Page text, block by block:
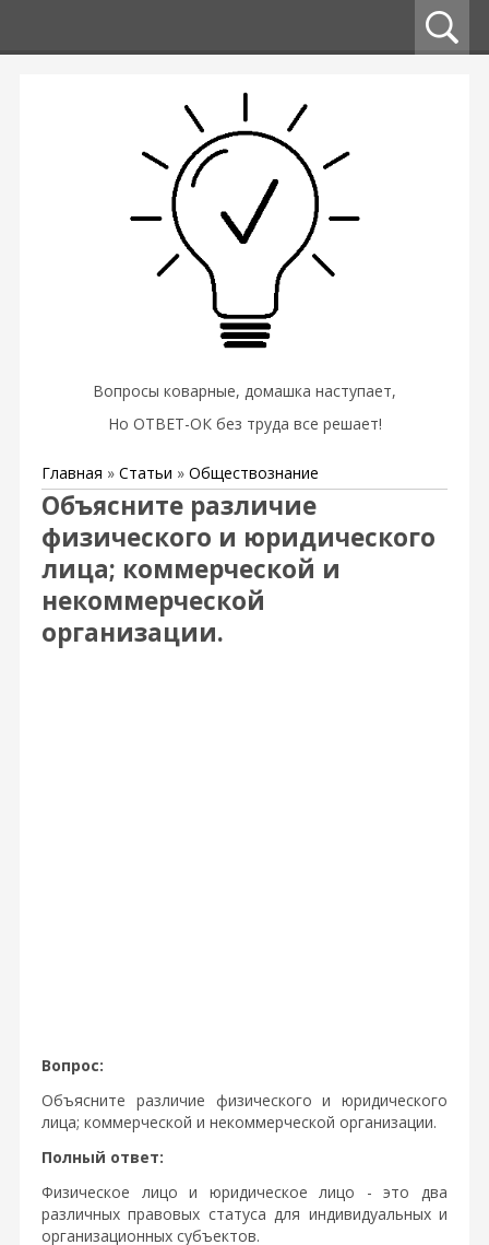
Вопросы коварные, домашка наступает,
Но ОТВЕТ-ОК без труда все решает!
Главная » Статьи » Обществознание
Объясните различие
физического и юридического
лица; коммерческой и
некоммерческой
организации.
Вопрос:
Объясните различие физического и юридического
лица; коммерческой и некоммерческой организации.
Полный ответ:
Физическое лицо и юридическое лицо - это два
различных правовых статуса для индивидуальных и
организационных субъектов.